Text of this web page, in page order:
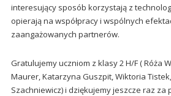
interesujący sposób korzystają z
opierają na współpracy i wspólnych
zaangażowanych partnerów.
Gratulujemy uczniom z klasy 2 H/F ( Róża
Maurer, Katarzyna Guszpit, Wiktoria
Szachniewicz) i dziękujemy jeszcze raz za